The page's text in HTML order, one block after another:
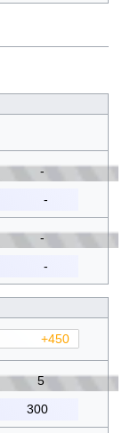
-
-
-
-
+450
5
300